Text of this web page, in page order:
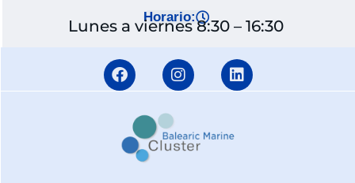
Horario:
Lunes a viernes 8:30 – 16:30